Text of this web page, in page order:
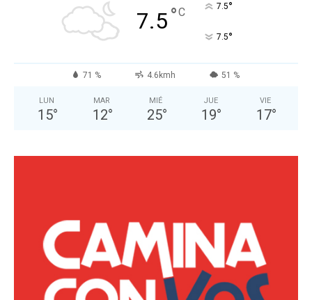
7.5°C 7.5°
7.5°
71 % 4.6kmh 51 %
LUN
15°
MAR
12°
MIÉ
25°
JUE
19°
VIE
17°